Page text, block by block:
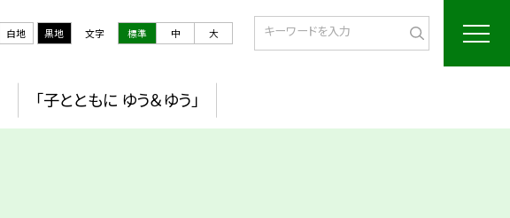
白地 黒地 文字 標準 中 大
「子とともに ゆう＆ゆう」